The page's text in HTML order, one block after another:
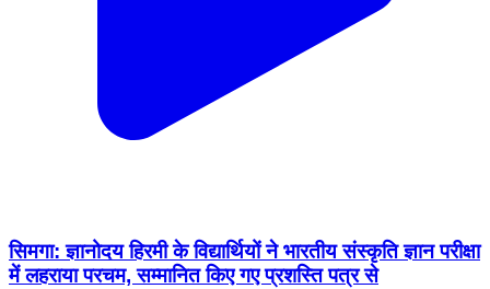
सिमगा: ज्ञानोदय हिरमी के विद्यार्थियों ने भारतीय संस्कृति ज्ञान परीक्षा
में लहराया परचम, सम्मानित किए गए प्रशस्ति पत्र से